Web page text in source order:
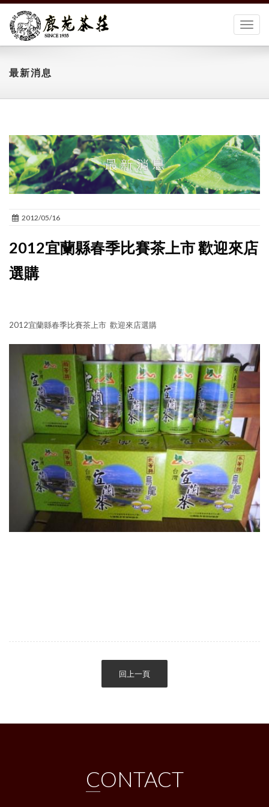
切
最新消息
2012/05/16
2012宜蘭縣春季比賽茶上市 歡迎來店
選購
2012宜蘭縣春季比賽茶上市 歡迎來店選購
回上一頁
CONTACT